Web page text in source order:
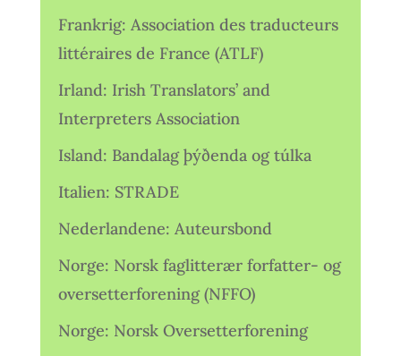
Frankrig: Association des traducteurs
littéraires de France (ATLF)
Irland: Irish Translators’ and
Interpreters Association
Island: Bandalag þýðenda og túlka
Italien: STRADE
Nederlandene: Auteursbond
Norge: Norsk faglitterær forfatter- og
oversetterforening (NFFO)
Norge: Norsk Oversetterforening